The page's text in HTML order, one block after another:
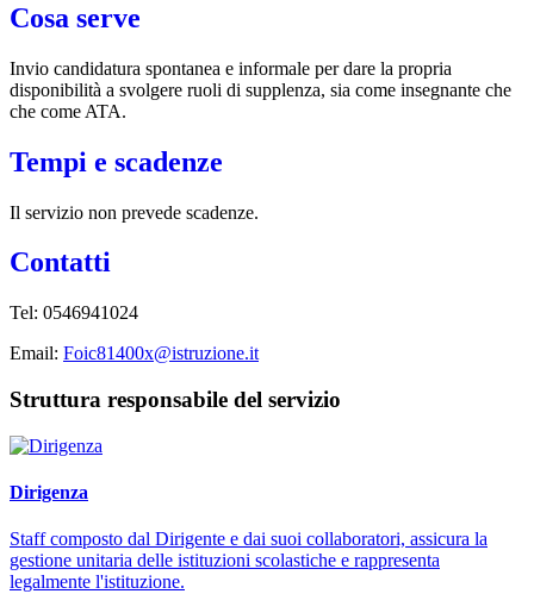
Cosa serve
Invio candidatura spontanea e informale per dare la propria
disponibilità a svolgere ruoli di supplenza, sia come insegnante che
che come ATA.
Tempi e scadenze
Il servizio non prevede scadenze.
Contatti
Tel: 0546941024
Email: Foic81400x@istruzione.it
Struttura responsabile del servizio
Dirigenza
Staff composto dal Dirigente e dai suoi collaboratori, assicura la
gestione unitaria delle istituzioni scolastiche e rappresenta
legalmente l'istituzione.